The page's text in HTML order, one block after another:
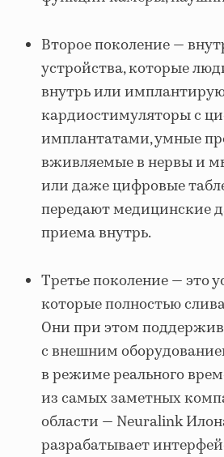
Второе поколение —
устройства, которые
внутрь или
кардиостимуляторы с
имплантатами, умные
вживляемые в нервы и
или даже цифровые
передают медицинские
приема внутрь.
Третье поколение — это
которые полностью
Они при этом
с внешним
в режиме реального
из самых заметных
области — Neuralink
разрабатывает